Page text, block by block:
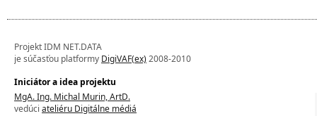
Projekt IDM NET.DATA
je súčasťou platformy DigiVAF(ex)2008-2010
Iniciátor a idea projektu
MgA. Ing. Michal Murin, ArtD.
vedúci ateliéru Digitálne médiá